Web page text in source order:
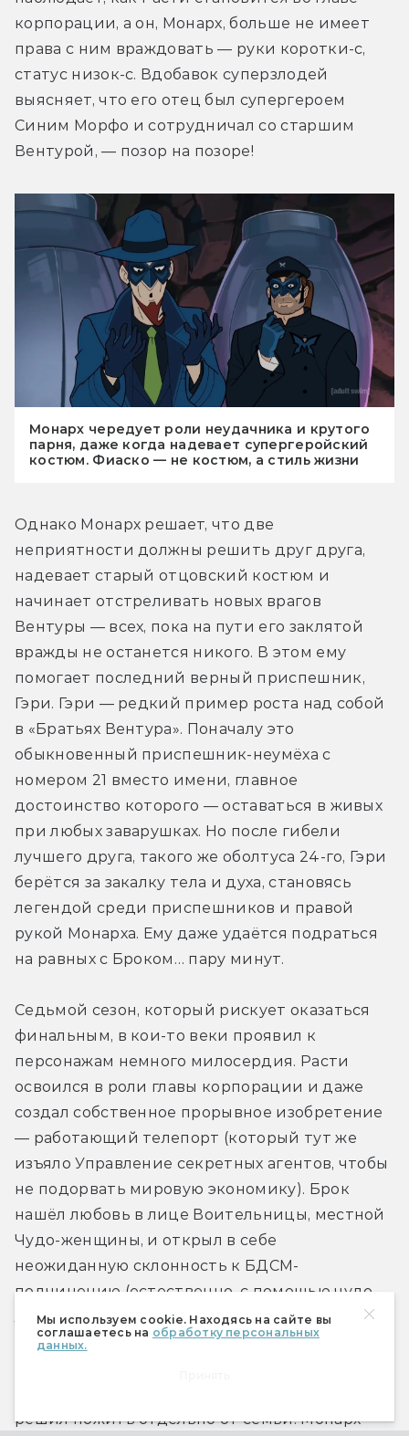
Мы используем cookie. Находясь на сайте вы
соглашаетесь на обработку персональных
данных.
корпорации, а он, Монарх, больше не имеет
права с ним враждовать — руки коротки-с,
статус низок-с. Вдобавок суперзлодей
выясняет, что его отец был супергероем
Синим Морфо и сотрудничал со старшим
Вентурой, — позор на позоре!
Монарх чередует роли неудачника и крутого
парня, даже когда надевает супергеройский
костюм. Фиаско — не костюм, а стиль жизни
Однако Монарх решает, что две
неприятности должны решить друг друга,
надевает старый отцовский костюм и
начинает отстреливать новых врагов
Вентуры — всех, пока на пути его заклятой
вражды не останется никого. В этом ему
помогает последний верный приспешник,
Гэри. Гэри — редкий пример роста над собой
в «Братьях Вентура». Поначалу это
обыкновенный приспешник-неумёха с
номером 21 вместо имени, главное
достоинство которого — оставаться в живых
при любых заварушках. Но после гибели
лучшего друга, такого же оболтуса 24-го, Гэри
берётся за закалку тела и духа, становясь
легендой среди приспешников и правой
рукой Монарха. Ему даже удаётся подраться
на равных с Броком… пару минут.
Седьмой сезон, который рискует оказаться
финальным, в кои-то веки проявил к
персонажам немного милосердия. Расти
освоился в роли главы корпорации и даже
создал собственное прорывное изобретение
— работающий телепорт (который тут же
изъяло Управление секретных агентов, чтобы
не подорвать мировую экономику). Брок
нашёл любовь в лице Воительницы, местной
Чудо-женщины, и открыл в себе
неожиданную склонность к БДСМ-
подчинению (естественно, с помощью чудо-
лассо!). Дин занялся учёбой в университете,
Хэнк завоевал расположение дочери Кита,
решил пожить отдельно от семьи. Монарх